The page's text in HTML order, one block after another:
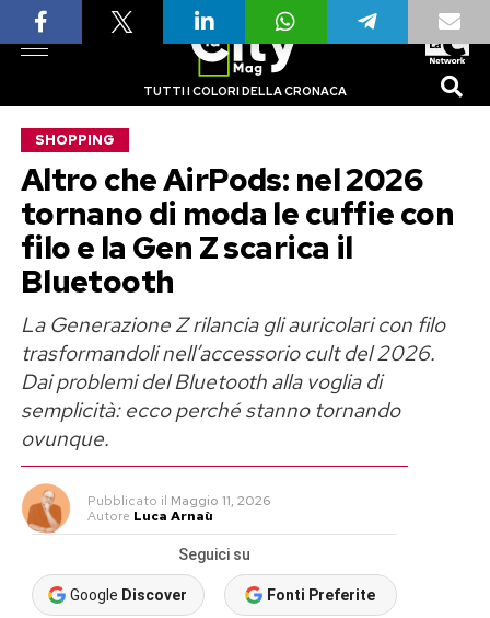
TUTTI I COLORI DELLA CRONACA
SHOPPING
Altro che AirPods: nel 2026
tornano di moda le cuffie con
filo e la Gen Z scarica il
Bluetooth
La Generazione Z rilancia gli auricolari con filo
trasformandoli nell’accessorio cult del 2026.
Dai problemi del Bluetooth alla voglia di
semplicità: ecco perché stanno tornando
ovunque.
Pubblicato il Maggio 11, 2026
Autore Luca Arnaù
Seguici su
Google Discover Fonti Preferite